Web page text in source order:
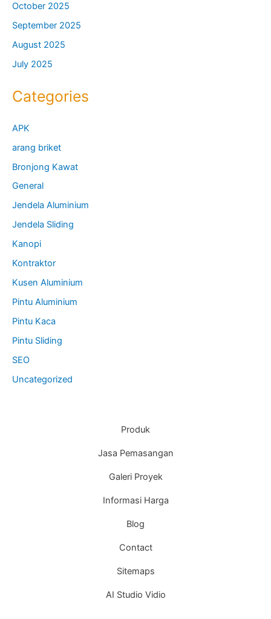
October 2025
September 2025
August 2025
July 2025
Categories
APK
arang briket
Bronjong Kawat
General
Jendela Aluminium
Jendela Sliding
Kanopi
Kontraktor
Kusen Aluminium
Pintu Aluminium
Pintu Kaca
Pintu Sliding
SEO
Uncategorized
Produk
Jasa Pemasangan
Galeri Proyek
Informasi Harga
Blog
Contact
Sitemaps
AI Studio Vidio